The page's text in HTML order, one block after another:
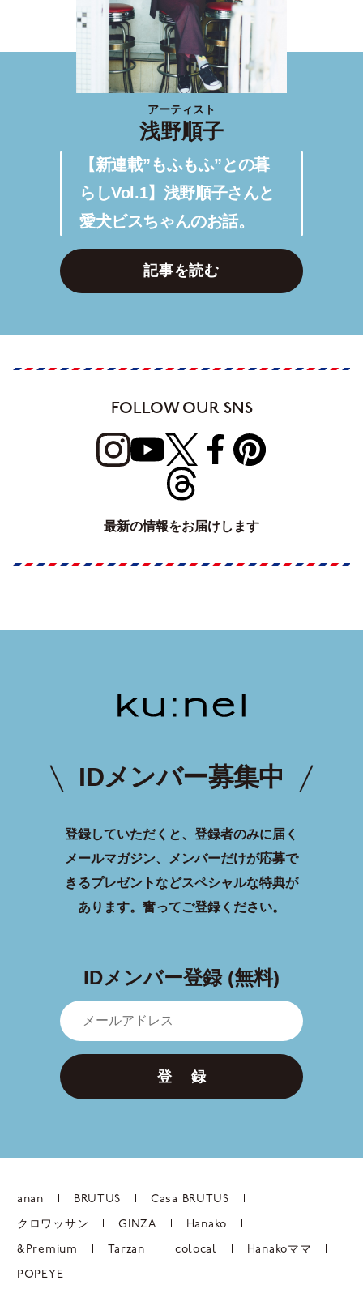
アーティスト
浅野順子
【新連載”もふもふ”との暮
らしVol.1】浅野順子さんと
愛犬ビスちゃんのお話。
記事を読む
FOLLOW OUR SNS
最新の情報をお届けします
IDメンバー募集中
登録していただくと、登録者のみに届く
メールマガジン、メンバーだけが応募で
きるプレゼントなどスペシャルな特典が
あります。 奮ってご登録ください。
IDメンバー登録 (無料)
登 録
anan BRUTUS Casa BRUTUS
クロワッサン GINZA Hanako
&Premium Tarzan colocal Hanakoママ
POPEYE